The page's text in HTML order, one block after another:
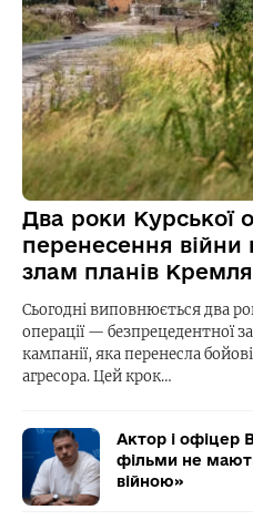
Два роки Курської
перенесення
злам планів Кремля
Сьогодні виповнюється два
операції — безпрецедентної
кампанії, яка перенесла
агресора. Цей крок…
Актор і офіцер
фільми не мають
війною»